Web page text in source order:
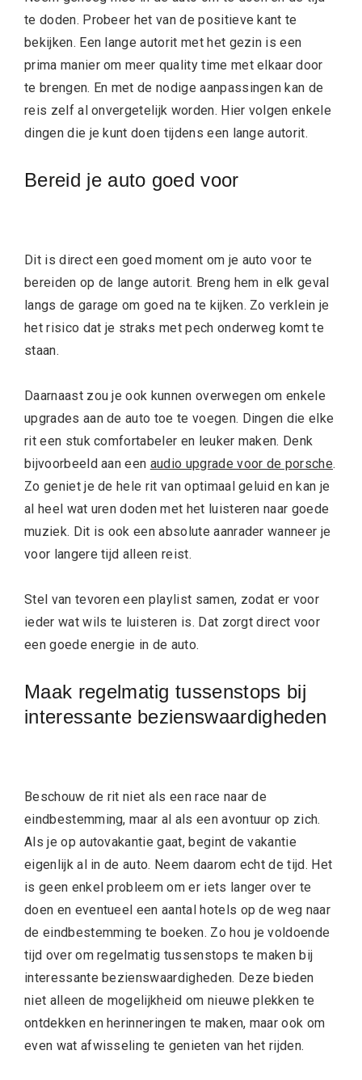
te doden. Probeer het van de positieve kant te
bekijken. Een lange autorit met het gezin is een
prima manier om meer quality time met elkaar door
te brengen. En met de nodige aanpassingen kan de
reis zelf al onvergetelijk worden. Hier volgen enkele
dingen die je kunt doen tijdens een lange autorit.
Bereid je auto goed voor
Dit is direct een goed moment om je auto voor te
bereiden op de lange autorit. Breng hem in elk geval
langs de garage om goed na te kijken. Zo verklein je
het risico dat je straks met pech onderweg komt te
staan.
Daarnaast zou je ook kunnen overwegen om enkele
upgrades aan de auto toe te voegen. Dingen die elke
rit een stuk comfortabeler en leuker maken. Denk
bijvoorbeeld aan een audio upgrade voor de porsche.
Zo geniet je de hele rit van optimaal geluid en kan je
al heel wat uren doden met het luisteren naar goede
muziek. Dit is ook een absolute aanrader wanneer je
voor langere tijd alleen reist.
Stel van tevoren een playlist samen, zodat er voor
ieder wat wils te luisteren is. Dat zorgt direct voor
een goede energie in de auto.
Maak regelmatig tussenstops bij
interessante bezienswaardigheden
Beschouw de rit niet als een race naar de
eindbestemming, maar al als een avontuur op zich.
Als je op autovakantie gaat, begint de vakantie
eigenlijk al in de auto. Neem daarom echt de tijd. Het
is geen enkel probleem om er iets langer over te
doen en eventueel een aantal hotels op de weg naar
de eindbestemming te boeken. Zo hou je voldoende
tijd over om regelmatig tussenstops te maken bij
interessante bezienswaardigheden. Deze bieden
niet alleen de mogelijkheid om nieuwe plekken te
ontdekken en herinneringen te maken, maar ook om
even wat afwisseling te genieten van het rijden.